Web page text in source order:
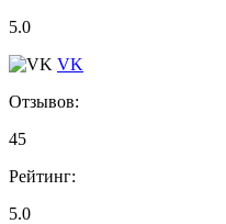
5.0
VK
Отзывов:
45
Рейтинг:
5.0